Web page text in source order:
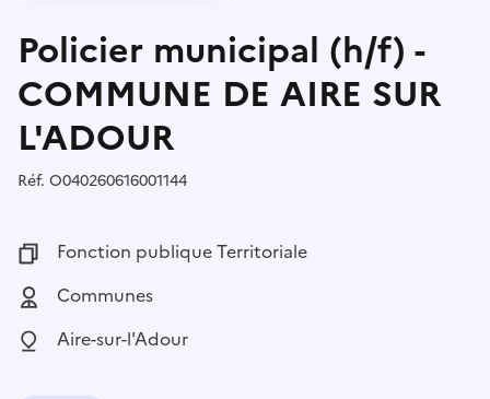
Policier municipal (h/f) -
COMMUNE DE AIRE SUR
L'ADOUR
Réf. Référence :
O040260616001144
Fonction publique :
Fonction publique Territoriale
Employeur :
Communes
Localisation :
Aire-sur-l'Adour